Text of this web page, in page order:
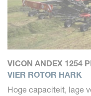
VICON ANDEX 1254
VIER ROTOR HARK
Hoge capaciteit, lage